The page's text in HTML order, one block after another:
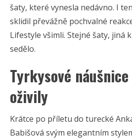
šaty, které vynesla nedávno. I
sklidil převážně pochvalné
Lifestyle všimli. Stejné šaty, jiná
sedělo.
Tyrkysové
oživily
Krátce po příletu do turecké
Babišová svým elegantním